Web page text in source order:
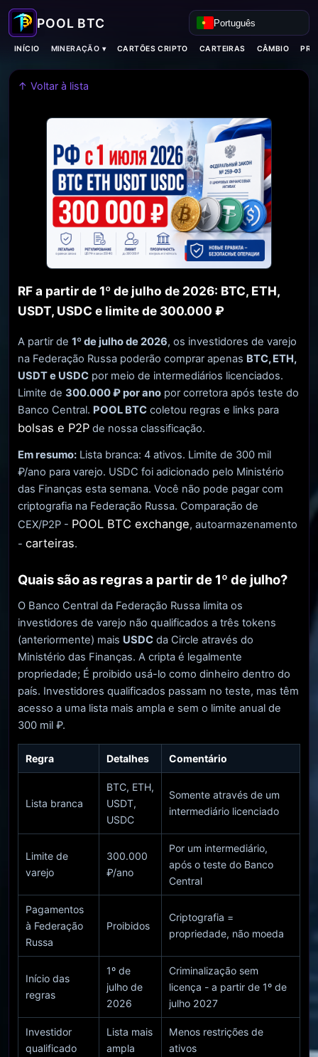
Português
INÍCIO MINERAÇÃO ▾ CARTÕES CRIPTO CARTEIRAS CÂMBIO
↑ Voltar à lista
RF a partir de 1º de julho de 2026: BTC, ETH,
USDT, USDC e limite de 300.000 ₽
A partir de 1º de julho de 2026, os investidores de varejo
na Federação Russa poderão comprar apenas BTC, ETH,
USDT e USDC por meio de intermediários licenciados.
Limite de 300.000 ₽ por ano por corretora após teste do
Banco Central. POOL BTC coletou regras e links para
bolsas e P2P de nossa classificação.
Em resumo: Lista branca: 4 ativos. Limite de 300 mil
₽/ano para varejo. USDC foi adicionado pelo Ministério
das Finanças esta semana. Você não pode pagar com
criptografia na Federação Russa. Comparação de
CEX/P2P - POOL BTC exchange, autoarmazenamento
- carteiras.
Quais são as regras a partir de 1º de julho?
O Banco Central da Federação Russa limita os
investidores de varejo não qualificados a três tokens
(anteriormente) mais USDC da Circle através do
Ministério das Finanças. A cripta é legalmente
propriedade; É proibido usá-lo como dinheiro dentro do
país. Investidores qualificados passam no teste, mas têm
acesso a uma lista mais ampla e sem o limite anual de
300 mil ₽.
Regra Detalhes Comentário
Lista branca
BTC, ETH,
USDT,
USDC
Somente através de um
intermediário licenciado
Limite de
varejo
300.000
₽/ano
Por um intermediário,
após o teste do Banco
Central
Pagamentos
à Federação
Russa
Proibidos
Criptografia =
propriedade, não moeda
Início das
regras
1º de
julho de
2026
Criminalização sem
licença - a partir de 1º de
julho 2027
Investidor
qualificado
Lista mais
ampla
Menos restrições de
ativos